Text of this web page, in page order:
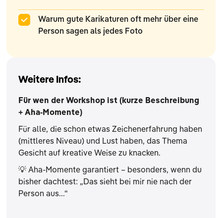
Warum gute Karikaturen oft mehr über eine
Person sagen als jedes Foto
Weitere Infos:
Für wen der Workshop ist (kurze Beschreibung
+ Aha-Momente)
Für alle, die schon etwas Zeichenerfahrung haben
(mittleres Niveau) und Lust haben, das Thema
Gesicht auf kreative Weise zu knacken.
💡 Aha-Momente garantiert – besonders, wenn du
bisher dachtest: „Das sieht bei mir nie nach der
Person aus...“